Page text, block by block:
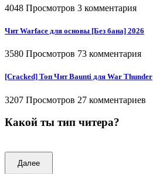
4048 Просмотров 3 комментария
Чит Warface для основы [Без бана] 2026
3580 Просмотров 73 комментария
[Cracked] Топ Чит Baunti для War Thunder
3207 Просмотров 27 комментариев
Какой ты тип читера?
Далее